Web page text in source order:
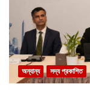
অন্যান্য সদ্য প্রকাশিত